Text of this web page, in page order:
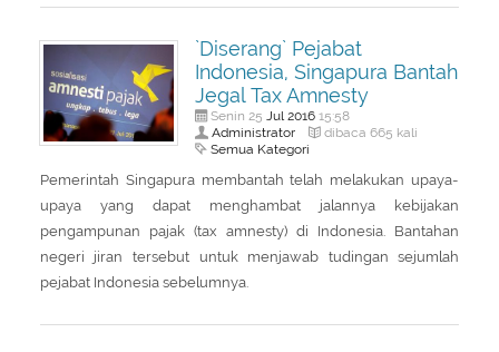
`Diserang` Pejabat
Indonesia, Singapura Bantah
Jegal Tax Amnesty
Senin 25 Jul 201615:58
Administrator dibaca 665 kali
Semua Kategori
Pemerintah Singapura membantah telah melakukan upaya-
upaya yang dapat menghambat jalannya kebijakan
pengampunan pajak (tax amnesty) di Indonesia. Bantahan
negeri jiran tersebut untuk menjawab tudingan sejumlah
pejabat Indonesia sebelumnya.